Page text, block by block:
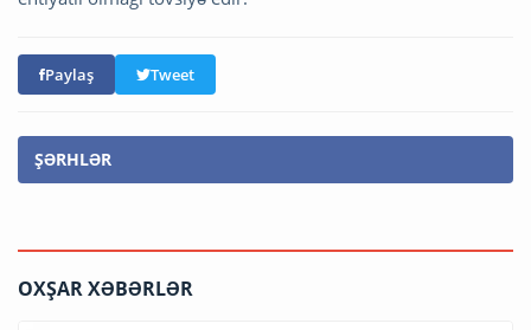
Paylaş Tweet
ŞƏRHLƏR
OXŞAR XƏBƏRLƏR